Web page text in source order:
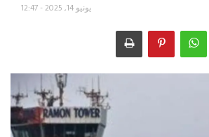
يونيو 14, 2025 - 12:47